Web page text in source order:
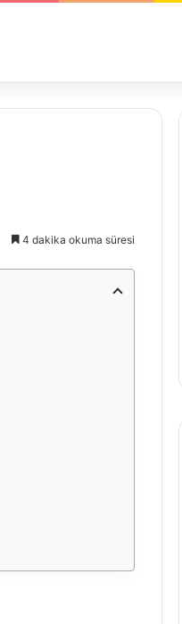
4 dakika okuma süresi